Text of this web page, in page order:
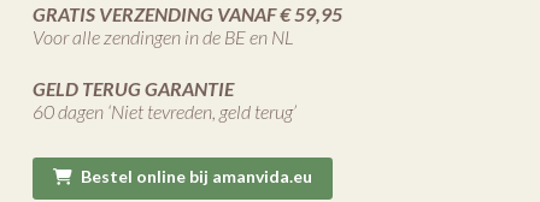
GRATIS VERZENDING VANAF € 59,95
Voor alle zendingen in de BE en NL
GELD TERUG GARANTIE
60 dagen ‘Niet tevreden, geld terug’
Bestel online bij amanvida.eu